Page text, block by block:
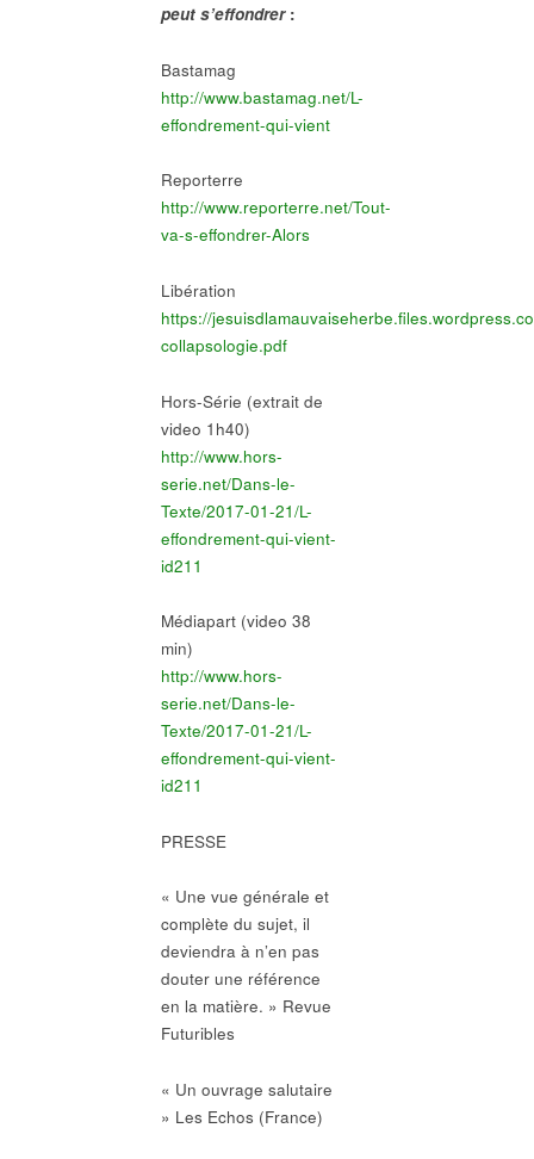
peut s’effondrer:
Bastamag
http://www.bastamag.net/L-
effondrement-qui-vient
Reporterre
http://www.reporterre.net/Tout-
va-s-effondrer-Alors
Libération
https://
collapsologie.pdf
Hors-Série (extrait de
video 1h40)
http://www.hors-
serie.net/Dans-le-
Texte/2017-01-21/L-
effondrement-qui-vient-
id211
Médiapart (video 38
min)
http://www.hors-
serie.net/Dans-le-
Texte/2017-01-21/L-
effondrement-qui-vient-
id211
PRESSE
« Une vue générale et
complète du sujet, il
deviendra à n’en pas
douter une référence
en la matière. » Revue
Futuribles
« Un ouvrage salutaire
» Les Echos (France)